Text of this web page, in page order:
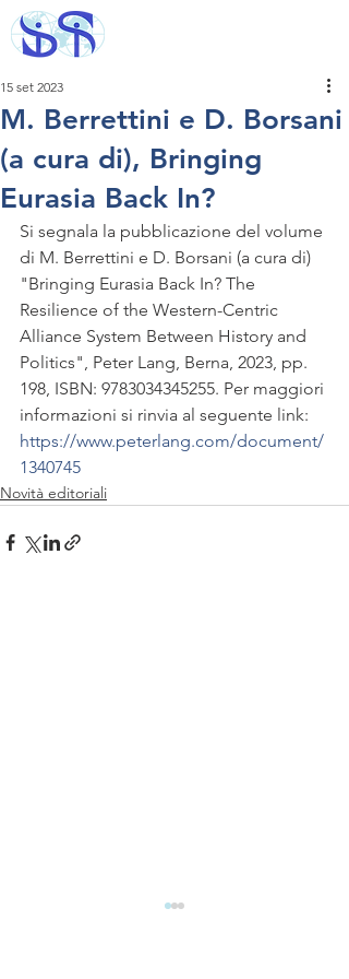
M. Berrettini e D. Borsani
(a cura di), Bringing
Eurasia Back In?
15 set 2023
Si segnala la pubblicazione del volume
di M. Berrettini e D. Borsani (a cura di)
"Bringing Eurasia Back In? The
Resilience of the Western-Centric
Alliance System Between History and
Politics", Peter Lang, Berna, 2023, pp.
198, ISBN: 9783034345255. Per maggiori
informazioni si rinvia al seguente link:
https://www.peterlang.com/document/
1340745
Novità editoriali